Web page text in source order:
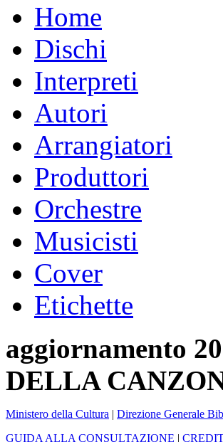
Home
Dischi
Interpreti
Autori
Arrangiatori
Produttori
Orchestre
Musicisti
Cover
Etichette
aggiornamento
DELLA
Ministero della Cultura | Direzione Generale
GUIDA ALLA CONSULTAZIONE |